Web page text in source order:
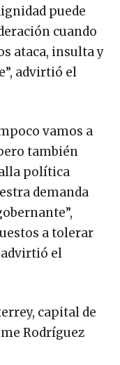
puede
cuando
ataca, insulta y
advirtió el
vamos a
también
política
demanda
a tolerar
advirtió el
capital de
Rodríguez